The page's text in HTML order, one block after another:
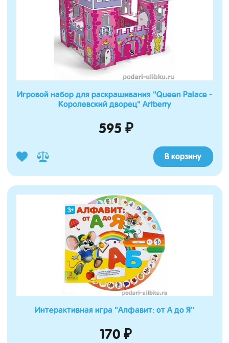
Игровой набор для раскрашивания "Queen Palace -
Королевский дворец" Artberry
595 ₽
В корзину
Интерактивная игра "Алфавит: от А до Я"
170 ₽